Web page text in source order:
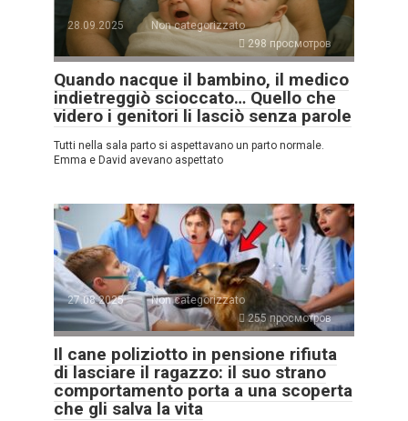
28.09.2025
Non categorizzato
298 просмотров
Quando nacque il bambino, il medico
indietreggiò scioccato… Quello che
videro i genitori li lasciò senza parole
Tutti nella sala parto si aspettavano un parto normale.
Emma e David avevano aspettato
27.08.2025
Non categorizzato
255 просмотров
Il cane poliziotto in pensione rifiuta
di lasciare il ragazzo: il suo strano
comportamento porta a una scoperta
che gli salva la vita